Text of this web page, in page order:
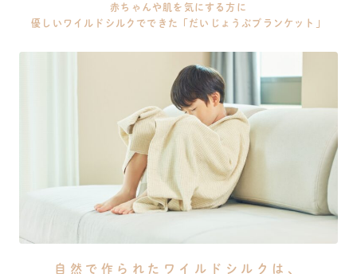
赤ちゃんや肌を気にする方に
優しいワイルドシルクでできた「だいじょうぶブランケット」
自然で作られたワイルドシルクは、